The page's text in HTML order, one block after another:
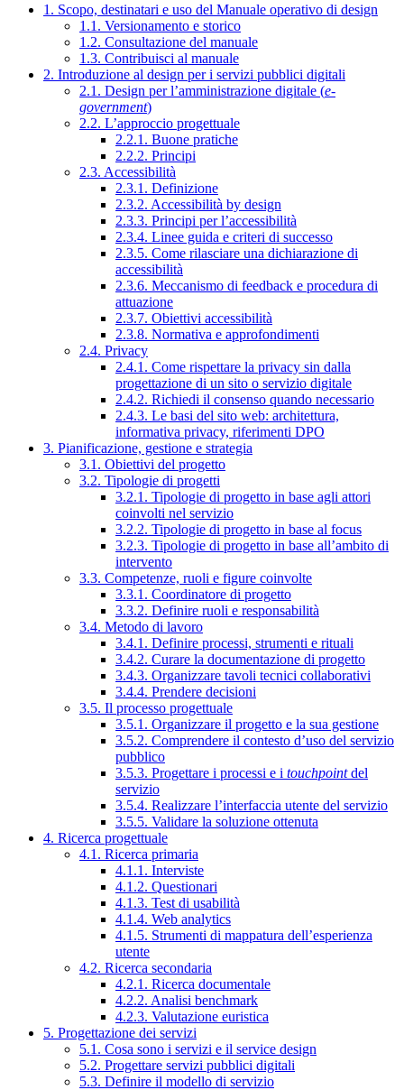
1. Scopo, destinatari e uso del Manuale operativo di design
1.1. Versionamento e storico
1.2. Consultazione del manuale
1.3. Contribuisci al manuale
2. Introduzione al design per i servizi pubblici digitali
2.1. Design per l’amministrazione digitale (e-
government)
2.2. L’approccio progettuale
2.2.1. Buone pratiche
2.2.2. Principi
2.3. Accessibilità
2.3.1. Definizione
2.3.2. Accessibilità by design
2.3.3. Principi per l’accessibilità
2.3.4. Linee guida e criteri di successo
2.3.5. Come rilasciare una dichiarazione di
accessibilità
2.3.6. Meccanismo di feedback e procedura di
attuazione
2.3.7. Obiettivi accessibilità
2.3.8. Normativa e approfondimenti
2.4. Privacy
2.4.1. Come rispettare la privacy sin dalla
progettazione di un sito o servizio digitale
2.4.2. Richiedi il consenso quando necessario
2.4.3. Le basi del sito web: architettura,
informativa privacy, riferimenti DPO
3. Pianificazione, gestione e strategia
3.1. Obiettivi del progetto
3.2. Tipologie di progetti
3.2.1. Tipologie di progetto in base agli attori
coinvolti nel servizio
3.2.2. Tipologie di progetto in base al focus
3.2.3. Tipologie di progetto in base all’ambito di
intervento
3.3. Competenze, ruoli e figure coinvolte
3.3.1. Coordinatore di progetto
3.3.2. Definire ruoli e responsabilità
3.4. Metodo di lavoro
3.4.1. Definire processi, strumenti e rituali
3.4.2. Curare la documentazione di progetto
3.4.3. Organizzare tavoli tecnici collaborativi
3.4.4. Prendere decisioni
3.5. Il processo progettuale
3.5.1. Organizzare il progetto e la sua gestione
3.5.2. Comprendere il contesto d’uso del servizio
pubblico
3.5.3. Progettare i processi e i touchpointdel
servizio
3.5.4. Realizzare l’interfaccia utente del servizio
3.5.5. Validare la soluzione ottenuta
4. Ricerca progettuale
4.1. Ricerca primaria
4.1.1. Interviste
4.1.2. Questionari
4.1.3. Test di usabilità
4.1.4. Web analytics
4.1.5. Strumenti di mappatura dell’esperienza
utente
4.2. Ricerca secondaria
4.2.1. Ricerca documentale
4.2.2. Analisi benchmark
4.2.3. Valutazione euristica
5. Progettazione dei servizi
5.1. Cosa sono i servizi e il service design
5.2. Progettare servizi pubblici digitali
5.3. Definire il modello di servizio